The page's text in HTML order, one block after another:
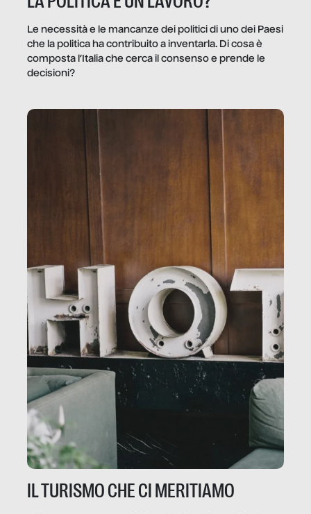
Le necessità e le mancanze dei politici di uno dei Paesi
che la politica ha contribuito a inventarla. Di cosa è
composta l’Italia che cerca il consenso e prende le
decisioni?
IL TURISMO CHE CI MERITIAMO